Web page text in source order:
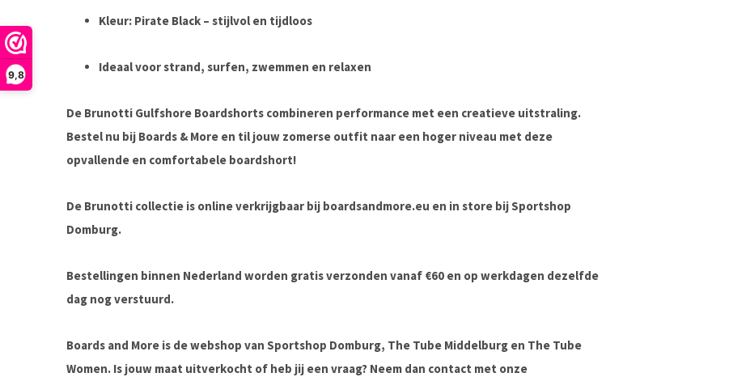
9,8
Kleur: Pirate Black – stijlvol en tijdloos
Ideaal voor strand, surfen, zwemmen en relaxen
De Brunotti Gulfshore Boardshorts combineren performance met een creatieve uitstraling.
Bestel nu bij Boards & More en til jouw zomerse outfit naar een hoger niveau met deze
opvallende en comfortabele boardshort!
De Brunotti collectie is online verkrijgbaar bij boardsandmore.eu en in store bij Sportshop
Domburg.
Bestellingen binnen Nederland worden gratis verzonden vanaf €60 en op werkdagen dezelfde
dag nog verstuurd.
Boards and More is de webshop van Sportshop Domburg, The Tube Middelburg en The Tube
Women. Is jouw maat uitverkocht of heb jij een vraag? Neem dan contact met onze